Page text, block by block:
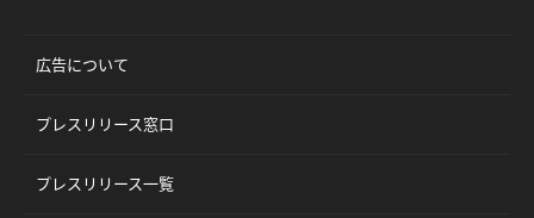
広告について
プレスリリース窓口
プレスリリース一覧